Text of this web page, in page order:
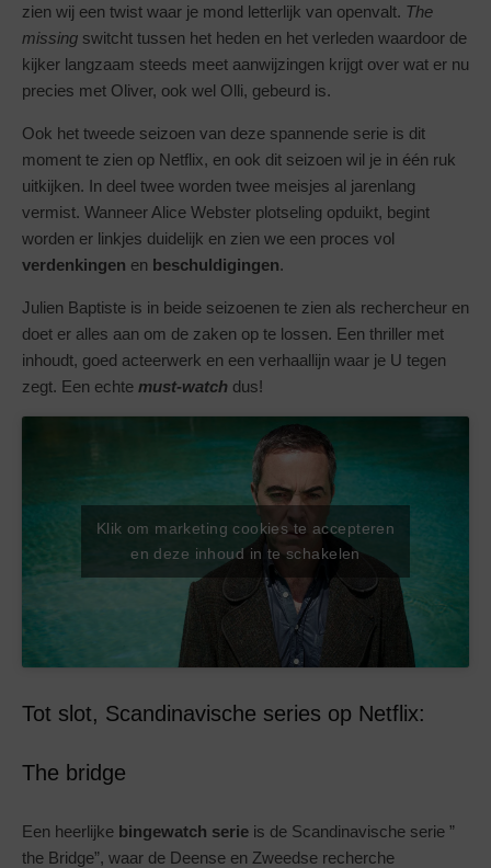
zien wij een twist waar je mond letterlijk van openvalt. The
missing switcht tussen het heden en het verleden waardoor de
kijker langzaam steeds meet aanwijzingen krijgt over wat er nu
precies met Oliver, ook wel Olli, gebeurd is.
Ook het tweede seizoen van deze spannende serie is dit
moment te zien op Netflix, en ook dit seizoen wil je in één ruk
uitkijken. In deel twee worden twee meisjes al jarenlang
vermist. Wanneer Alice Webster plotseling opduikt, begint
worden er linkjes duidelijk en zien we een proces vol
verdenkingen en beschuldigingen.
Julien Baptiste is in beide seizoenen te zien als rechercheur en
doet er alles aan om de zaken op te lossen. Een thriller met
inhoudt, goed acteerwerk en een verhaallijn waar je U tegen
zegt. Een echte must-watch dus!
Klik om marketing cookies te accepteren
en deze inhoud in te schakelen
Tot slot, Scandinavische series op Netflix:
The bridge
Een heerlijke bingewatch serie is de Scandinavische serie ”
the Bridge”, waar de Deense en Zweedse recherche